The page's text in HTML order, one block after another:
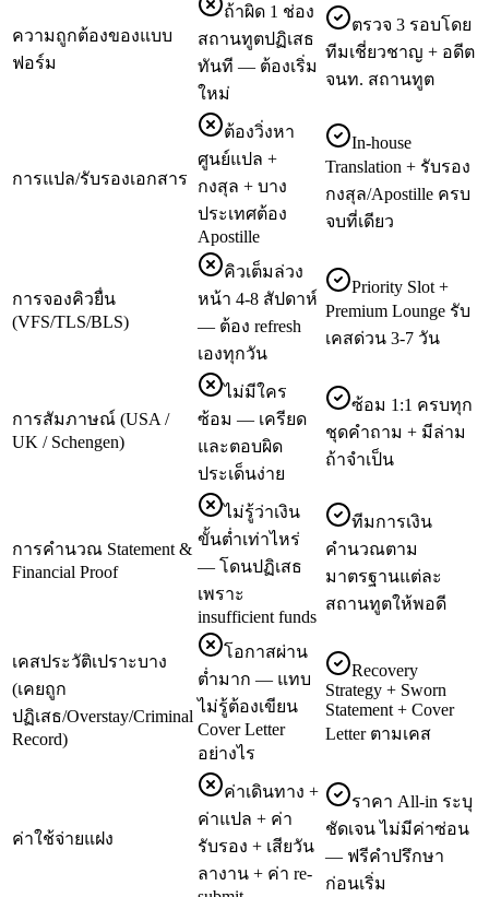
ความถูกต้องของแบบ
ฟอร์ม
ถ้าผิด 1 ช่อง
สถานทูตปฏิเสธ
ทันที — ต้องเริ่ม
ใหม่
ตรวจ 3 รอบโดย
ทีมเชี่ยวชาญ + อดีต
จนท. สถานทูต
การแปล/รับรองเอกสาร
ต้องวิ่งหา
ศูนย์แปล +
กงสุล + บาง
ประเทศต้อง
Apostille
In-house
Translation + รับรอง
กงสุล/Apostille ครบ
จบที่เดียว
การจองคิวยื่น
(VFS/TLS/BLS)
คิวเต็มล่วง
หน้า 4-8 สัปดาห์
— ต้อง refresh
เองทุกวัน
Priority Slot +
Premium Lounge รับ
เคสด่วน 3-7 วัน
การสัมภาษณ์ (USA /
UK / Schengen)
ไม่มีใคร
ซ้อม — เครียด
และตอบผิด
ประเด็นง่าย
ซ้อม 1:1 ครบทุก
ชุดคำถาม + มีล่าม
ถ้าจำเป็น
การคำนวณ Statement &
Financial Proof
ไม่รู้ว่าเงิน
ขั้นต่ำเท่าไหร่
— โดนปฏิเสธ
เพราะ
insufficient funds
ทีมการเงิน
คำนวณตาม
มาตรฐานแต่ละ
สถานทูตให้พอดี
เคสประวัติเปราะบาง
(เคยถูก
ปฏิเสธ/Overstay/Criminal
Record)
โอกาสผ่าน
ต่ำมาก — แทบ
ไม่รู้ต้องเขียน
Cover Letter
อย่างไร
Recovery
Strategy + Sworn
Statement + Cover
Letter ตามเคส
ค่าใช้จ่ายแฝง
ค่าเดินทาง +
ค่าแปล + ค่า
รับรอง + เสียวัน
ลางาน + ค่า re-
ราคา All-in ระบุ
ชัดเจน ไม่มีค่าซ่อน
— ฟรีคำปรึกษา
ก่อนเริ่ม